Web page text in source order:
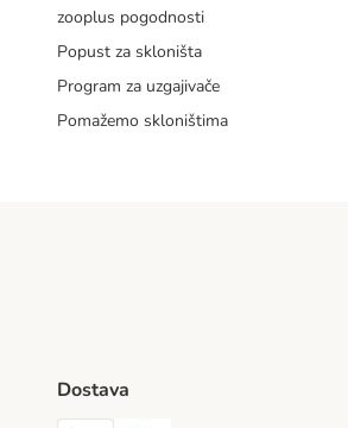
zooplus pogodnosti
Popust za skloništa
Program za uzgajivače
Pomažemo skloništima
Dostava